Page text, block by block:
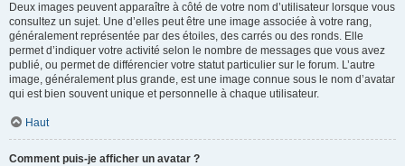
Deux images peuvent apparaître à côté de votre nom d’utilisateur lorsque vous
consultez un sujet. Une d’elles peut être une image associée à votre rang,
généralement représentée par des étoiles, des carrés ou des ronds. Elle
permet d’indiquer votre activité selon le nombre de messages que vous avez
publié, ou permet de différencier votre statut particulier sur le forum. L’autre
image, généralement plus grande, est une image connue sous le nom d’avatar
qui est bien souvent unique et personnelle à chaque utilisateur.
Haut
Comment puis-je afficher un avatar ?